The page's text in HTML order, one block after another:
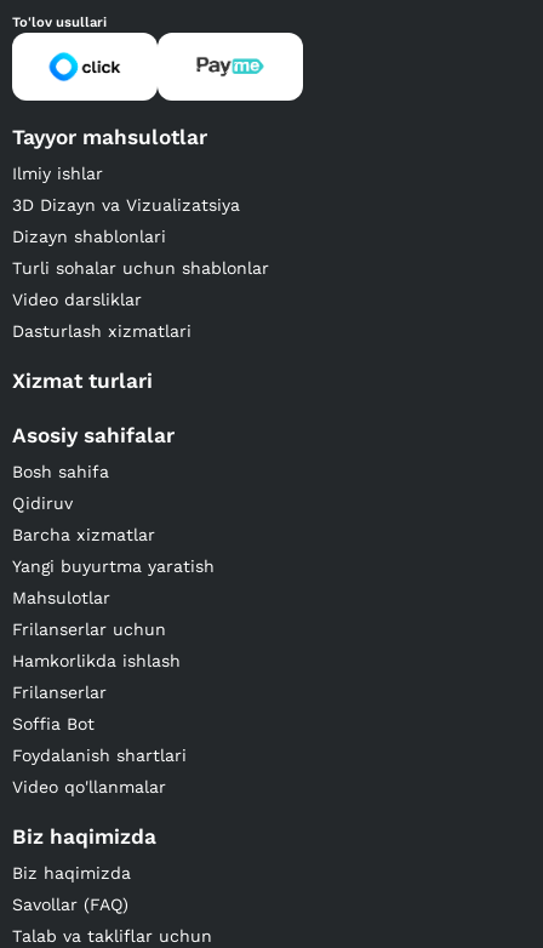
To'lov usullari
Tayyor mahsulotlar
Ilmiy ishlar
3D Dizayn va Vizualizatsiya
Dizayn shablonlari
Turli sohalar uchun shablonlar
Video darsliklar
Dasturlash xizmatlari
Xizmat turlari
Asosiy sahifalar
Bosh sahifa
Qidiruv
Barcha xizmatlar
Yangi buyurtma yaratish
Mahsulotlar
Frilanserlar uchun
Hamkorlikda ishlash
Frilanserlar
Soffia Bot
Foydalanish shartlari
Video qo'llanmalar
Biz haqimizda
Biz haqimizda
Savollar (FAQ)
Talab va takliflar uchun